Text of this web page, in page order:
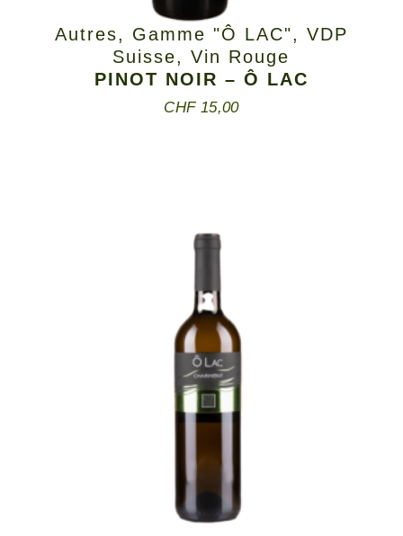
Autres, Gamme "Ô LAC", VDP
Suisse,Vin Rouge
PINOT NOIR – Ô LAC
CHF15,00